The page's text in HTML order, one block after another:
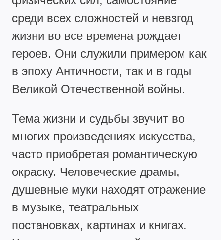
среди всех сложностей и невзгод
жизни во все времена рождает
героев. Они служили примером как
в эпоху Античности, так и в годы
Великой Отечественной войны.
Тема жизни и судьбы звучит во
многих произведениях искусства,
часто приобретая романтическую
окраску. Человеческие драмы,
душевные муки находят отражение
в музыке, театральных
постановках, картинах и книгах.